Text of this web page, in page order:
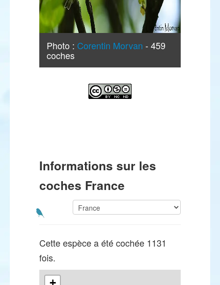
Photo : Corentin Morvan - 459
coches
Informations sur les
coches France
Cette espèce a été cochée 1131
fois.